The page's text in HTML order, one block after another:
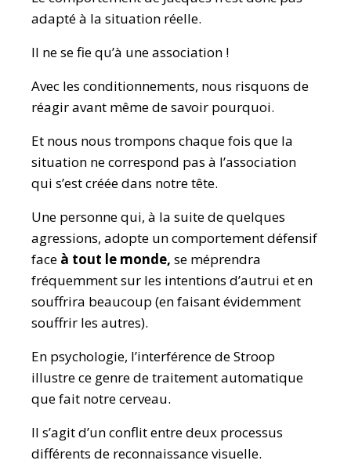
adapté à la situation réelle.
Il ne se fie qu’à une association !
Avec les conditionnements, nous risquons de
réagir avant même de savoir pourquoi.
Et nous nous trompons chaque fois que la
situation ne correspond pas à l’association
qui s’est créée dans notre tête.
Une personne qui, à la suite de quelques
agressions, adopte un comportement défensif
face à tout le monde, se méprendra
fréquemment sur les intentions d’autrui et en
souffrira beaucoup (en faisant évidemment
souffrir les autres).
En psychologie, l’interférence de Stroop
illustre ce genre de traitement automatique
que fait notre cerveau.
Il s’agit d’un conflit entre deux processus
différents de reconnaissance visuelle.